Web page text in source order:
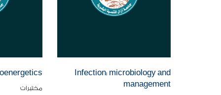
Infection: microbiology and
management
مختبرات